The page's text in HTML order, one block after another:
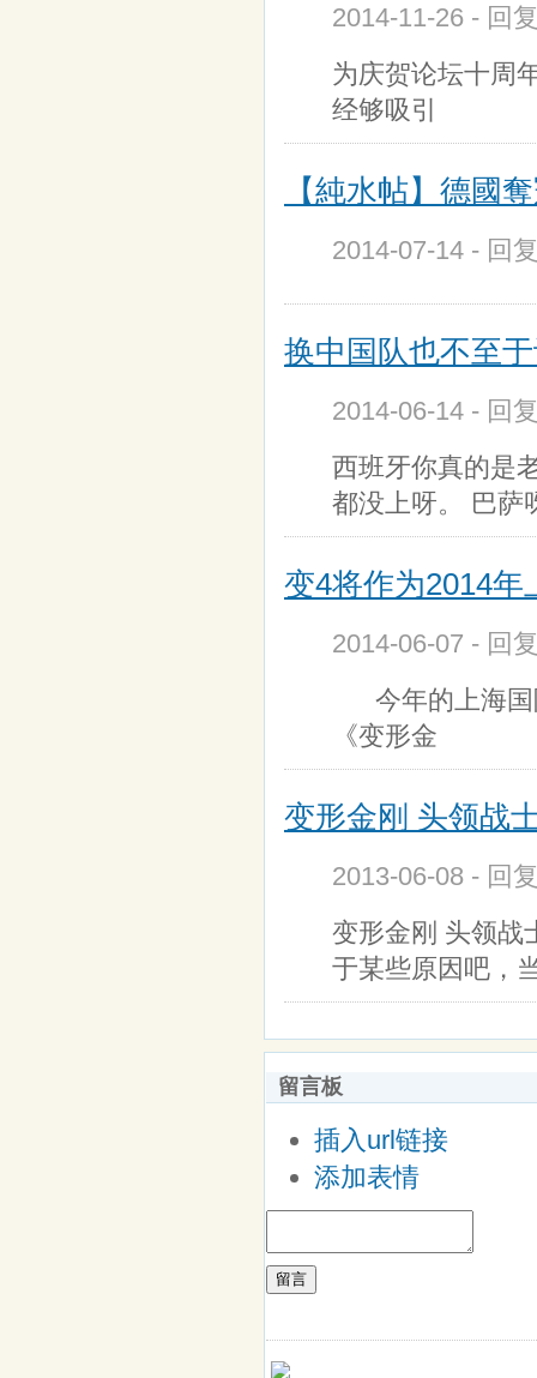
2014-11-26 - 回
为庆贺论坛十
经够吸引
【純水帖】德國
2014-07-14 - 回
换中国队也不至
2014-06-14 - 回
西班牙你真的是
都没上呀。 巴萨
变4将作为2014
2014-06-07 - 回
今年的上海国
《变形金
变形金刚 头领战
2013-06-08 - 回
变形金刚 头领战
于某些原因吧，
留言板
插入url链接
添加表情
留言